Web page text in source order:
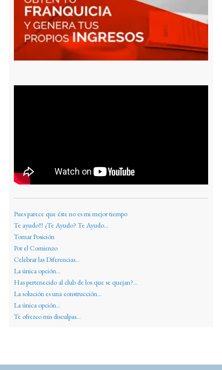
Pues parece que éste no es mi mejor tiempo
Te ayudo!!! ¿Te Ayudo? Te Ayudo...
Tomar Posición
Por el Comienzo
Celebrar las Diferencias...
La única opción...
Has pertenecido al club de los que se quejan?...
La solución es una construcción...
La única opción...
Te ofrezco mis disculpas...